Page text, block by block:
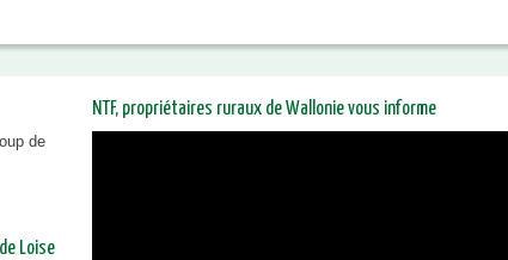
de
Loise
NTF, propriétaires ruraux de Wallonie vous informe